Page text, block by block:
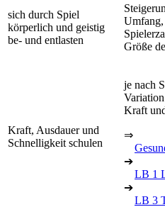
sich durch Spiel
körperlich und geistig
be- und entlasten
Umfang,
Größe
Kraft, Ausdauer und
Schnelligkeit schulen
je nach
Kraft
⇒
➔
LB 1
➔
LB 3